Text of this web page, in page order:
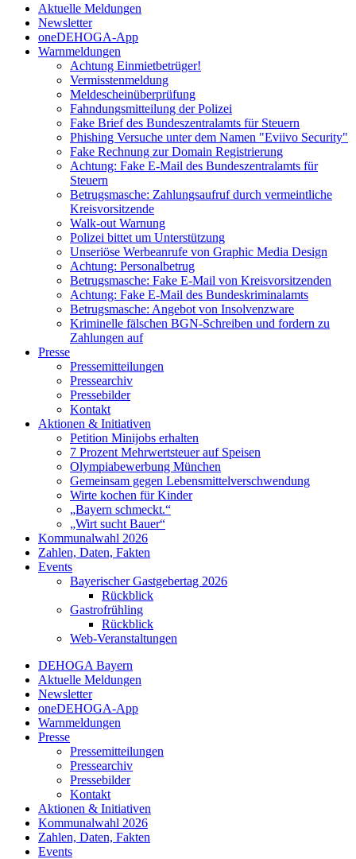
Aktuelle Meldungen
Newsletter
oneDEHOGA-App
Warnmeldungen
Achtung Einmietbetrüger!
Vermisstenmeldung
Meldescheinüberprüfung
Fahndungsmitteilung der Polizei
Fake Brief des Bundeszentralamts für Steuern
Phishing Versuche unter dem Namen "Eviivo Security"
Fake Rechnung zur Domain Registrierung
Achtung: Fake E-Mail des Bundeszentralamts für
Steuern
Betrugsmasche: Zahlungsaufruf durch vermeintliche
Kreisvorsitzende
Walk-out Warnung
Polizei bittet um Unterstützung
Unseriöse Werbeanrufe von Graphic Media Design
Achtung: Personalbetrug
Betrugsmasche: Fake E-Mail von Kreisvorsitzenden
Achtung: Fake E-Mail des Bundeskriminalamts
Betrugsmasche: Angebot von Insolvenzware
Kriminelle fälschen BGN-Schreiben und fordern zu
Zahlungen auf
Presse
Pressemitteilungen
Pressearchiv
Pressebilder
Kontakt
Aktionen & Initiativen
Petition Minijobs erhalten
7 Prozent Mehrwertsteuer auf Speisen
Olympiabewerbung München
Gemeinsam gegen Lebensmittelverschwendung
Wirte kochen für Kinder
„Bayern schmeckt.“
„Wirt sucht Bauer“
Kommunalwahl 2026
Zahlen, Daten, Fakten
Events
Bayerischer Gastgebertag 2026
Rückblick
Gastrofrühling
Rückblick
Web-Veranstaltungen
DEHOGA Bayern
Aktuelle Meldungen
Newsletter
oneDEHOGA-App
Warnmeldungen
Presse
Pressemitteilungen
Pressearchiv
Pressebilder
Kontakt
Aktionen & Initiativen
Kommunalwahl 2026
Zahlen, Daten, Fakten
Events